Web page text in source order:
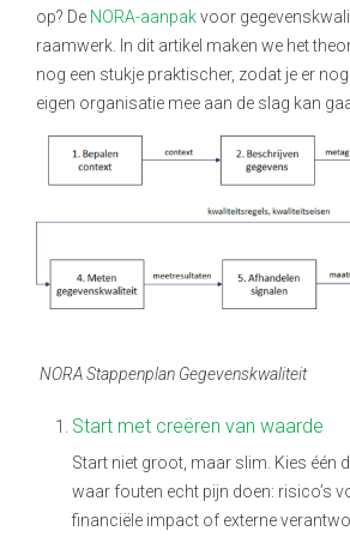
op? De NORA-aanpakvoor
raamwerk. In dit artikel maken we het
nog een stukje praktischer, zodat je er
eigen organisatie mee aan de slag kan
NORA Stappenplan Gegevenskwaliteit
Start met creëren van waarde
Start niet groot, maar slim. Kies één
waar fouten echt pijn doen: risico’s
financiële impact of externe